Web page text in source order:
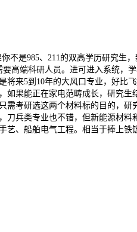
是985、211的双高学历研究生
高端科研人员。进可进入系统，
来5到10年的大风口专业，好比
果能正在家电范畴成长，研究
考研选这两个材料标的目的，
兵类专业也不错，但新能源材
、船舶电气工程。相当于捧上